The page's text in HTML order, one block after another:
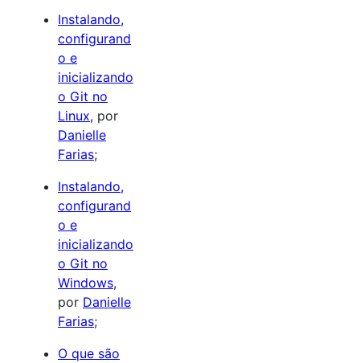
Instalando,
configurand
o e
inicializando
o Git no
Linux, por
Danielle
Farias;
Instalando,
configurand
o e
inicializando
o Git no
Windows,
por Danielle
Farias;
O que são